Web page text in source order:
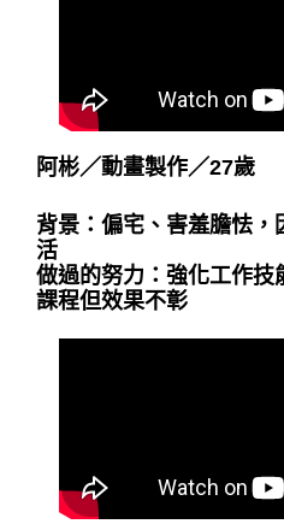
阿彬／動畫製作／27歲
背景：偏宅、害羞膽怯，
活
做過的努力：強化工作技
課程但效果不彰